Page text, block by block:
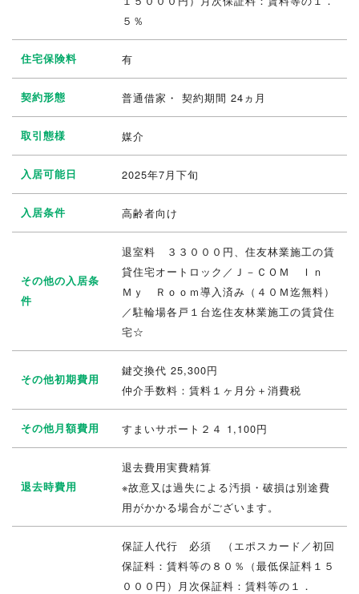
５％
住宅保険料 有
契約形態 普通借家・ 契約期間 24ヵ月
取引態様 媒介
入居可能日 2025年7月下旬
入居条件 高齢者向け
その他の入居条
件
退室料 ３３０００円、住友林業施工の賃
貸住宅オートロック／Ｊ－ＣＯＭ Ｉｎ
Ｍｙ Ｒｏｏｍ導入済み（４０Ｍ迄無料）
／駐輪場各戸１台迄住友林業施工の賃貸住
宅☆
その他初期費用
鍵交換代 25,300円
仲介手数料：賃料１ヶ月分＋消費税
その他月額費用 すまいサポート２４ 1,100円
退去時費用
退去費用実費精算
※故意又は過失による汚損・破損は別途費
用がかかる場合がございます。
保証人代行 必須 （エポスカード／初回
保証料：賃料等の８０％（最低保証料１５
０００円）月次保証料：賃料等の１．